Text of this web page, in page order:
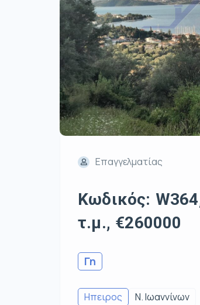
Επαγγελματίας
Κωδικός:
τ.μ., €260000
Γη
Ηπειρος Ν. Ιωαννίνων